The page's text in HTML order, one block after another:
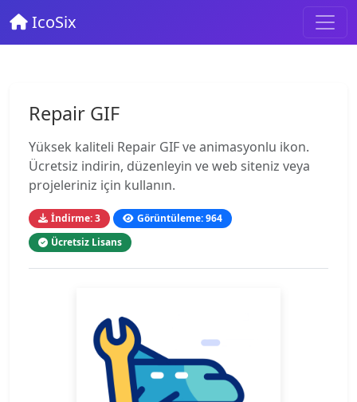
IcoSix
Repair GIF
Yüksek kaliteli Repair GIF ve animasyonlu ikon.
Ücretsiz indirin, düzenleyin ve web siteniz veya
projeleriniz için kullanın.
İndirme: 3
Görüntüleme: 964
Ücretsiz Lisans